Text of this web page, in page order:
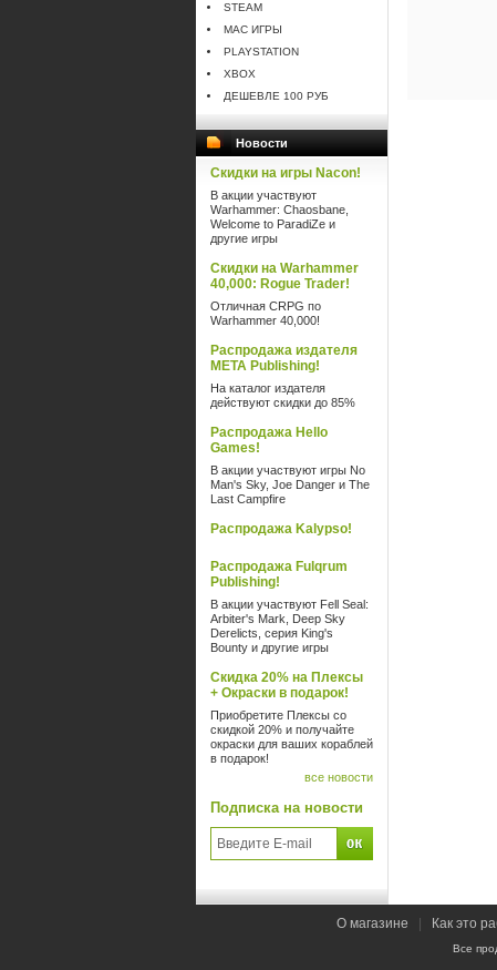
STEAM
MAC ИГРЫ
PLAYSTATION
XBOX
ДЕШЕВЛЕ 100 РУБ
Новости
Скидки на игры Nacon!
В акции участвуют
Warhammer: Chaosbane,
Welcome to ParadiZe и
другие игры
Скидки на Warhammer
40,000: Rogue Trader!
Отличная CRPG по
Warhammer 40,000!
Распродажа издателя
META Publishing!
На каталог издателя
действуют скидки до 85%
Распродажа Hello
Games!
В акции участвуют игры No
Man's Sky, Joe Danger и The
Last Campfire
Распродажа Kalypso!
Распродажа Fulqrum
Publishing!
В акции участвуют Fell Seal:
Arbiter's Mark, Deep Sky
Derelicts, серия King's
Bounty и другие игры
Скидка 20% на Плексы
+ Окраски в подарок!
Приобретите Плексы со
скидкой 20% и получайте
окраски для ваших кораблей
в подарок!
все новости
Подписка на новости
О магазине Как это
Все